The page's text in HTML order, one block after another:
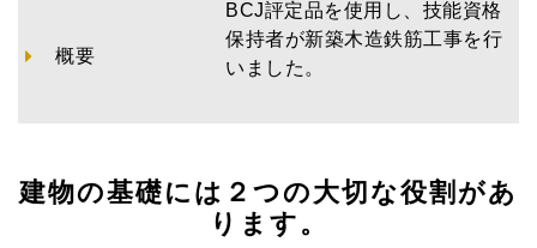
概要
BCJ評定品を使用し、技能資格
保持者が新築木造鉄筋工事を行
いました。
建物の基礎には２つの大切な役割があ
ります。